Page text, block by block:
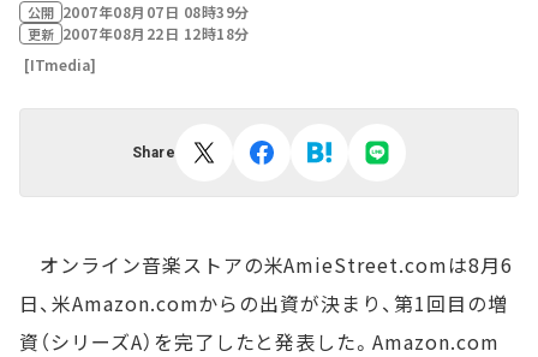
公開 2007年08月07日 08時39分
更新 2007年08月22日 12時18分
[ITmedia]
Share
オンライン音楽ストアの米AmieStreet.comは8月6
日、米Amazon.comからの出資が決まり、第1回目の増
資（シリーズA）を完了したと発表した。Amazon.com